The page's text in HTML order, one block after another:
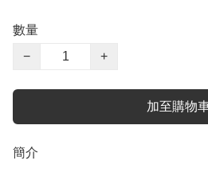
數量
−
+
加至購物
簡介